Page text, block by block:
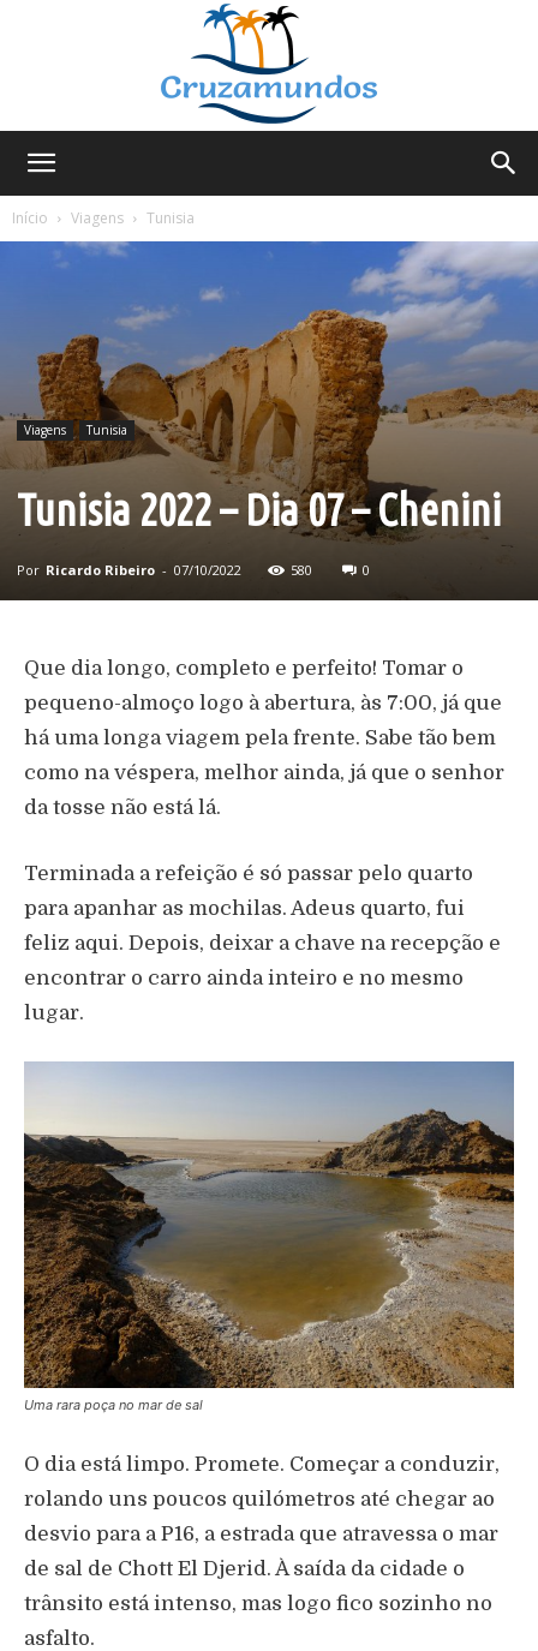
Início
Viagens Tunisia
Viagens Tunisia
Tunisia 2022 – Dia 07 – Chenini
Por Ricardo Ribeiro - 07/10/2022 580 0
Que dia longo, completo e perfeito! Tomar o
pequeno-almoço logo à abertura, às 7:00, já que
há uma longa viagem pela frente. Sabe tão bem
como na véspera, melhor ainda, já que o senhor
da tosse não está lá.
Terminada a refeição é só passar pelo quarto
para apanhar as mochilas. Adeus quarto, fui
feliz aqui. Depois, deixar a chave na recepção e
encontrar o carro ainda inteiro e no mesmo
lugar.
Uma rara poça no mar de sal
O dia está limpo. Promete. Começar a conduzir,
rolando uns poucos quilómetros até chegar ao
desvio para a P16, a estrada que atravessa o mar
de sal de Chott El Djerid. À saída da cidade o
trânsito está intenso, mas logo fico sozinho no
asfalto.